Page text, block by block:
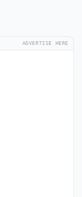
ADVERTISE HERE